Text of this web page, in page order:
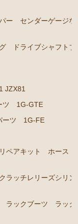
クラッチレリ
ト など）
JZX105
ー クラッチレリ
ト など）
ー センダーゲージな
ドライブシャフトブ
ツ 1G-GTE
ーツ 1G-FE
ペアキット ホース
ッチレリーズシリン
ラックブーツ ラック